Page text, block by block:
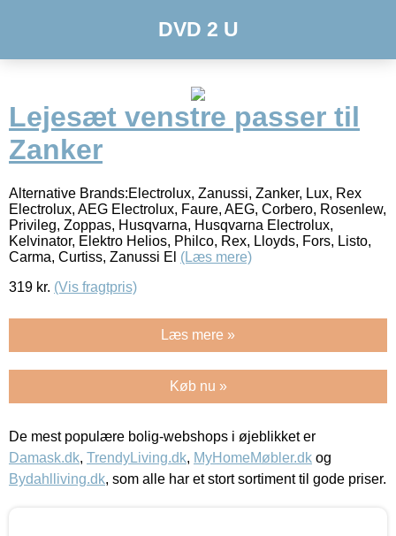
DVD 2 U
Lejesæt venstre passer til
Zanker
Alternative Brands:Electrolux, Zanussi, Zanker, Lux, Rex
Electrolux, AEG Electrolux, Faure, AEG, Corbero, Rosenlew,
Privileg, Zoppas, Husqvarna, Husqvarna Electrolux,
Kelvinator, Elektro Helios, Philco, Rex, Lloyds, Fors, Listo,
Carma, Curtiss, Zanussi El (Læs mere)
319 kr. (Vis fragtpris)
Læs mere »
Køb nu »
De mest populære bolig-webshops i øjeblikket er
Damask.dk, TrendyLiving.dk, MyHomeMøbler.dk og
Bydahlliving.dk, som alle har et stort sortiment til gode priser.